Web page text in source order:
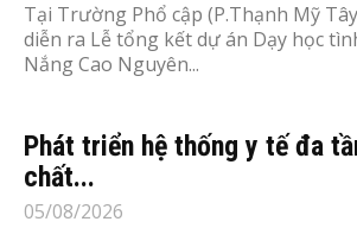
Tại Trường Phổ cập (P.Thạnh Mỹ
diễn ra Lễ tổng kết dự án Dạy học
Nắng Cao Nguyên...
Phát triển hệ thống y tế đa
chất...
05/08/2026